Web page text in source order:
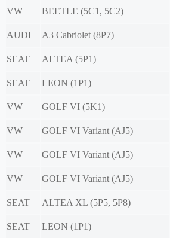
VW
BEETLE (5C1, 5C2)
AUDI
A3 Cabriolet (8P7)
SEAT
ALTEA (5P1)
SEAT
LEON (1P1)
VW
GOLF VI (5K1)
VW
GOLF VI Variant (AJ5)
VW
GOLF VI Variant (AJ5)
VW
GOLF VI Variant (AJ5)
SEAT
ALTEA XL (5P5, 5P8)
SEAT
LEON (1P1)